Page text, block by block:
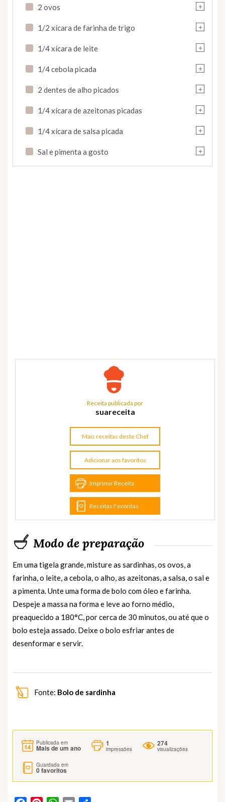
+
2 ovos
+
1/2 xícara de farinha de trigo
+
1/4 xícara de leite
+
1/4 cebola picada
+
2 dentes de alho picados
+
1/4 xícara de azeitonas picadas
+
1/4 xícara de salsa picada
+
Sal e pimenta a gosto
Receita publicada por
suareceita
Mais receitas deste Chef
Adicionar aos favoritos
Imprimir Receita
Receitas Favoritas
Modo de preparação
Em uma tigela grande, misture as sardinhas, os ovos, a
farinha, o leite, a cebola, o alho, as azeitonas, a salsa, o sal e
a pimenta. Unte uma forma de bolo com óleo e farinha.
Despeje a massa na forma e leve ao forno médio,
preaquecido a 180°C, por cerca de 30 minutos, ou até que o
bolo esteja assado. Deixe o bolo esfriar antes de
desenformar e servir.
Fonte: Bolo de sardinha
Publicada em
Mais de um ano
1
impressões
274
visualizações
Guardada em
0favoritos